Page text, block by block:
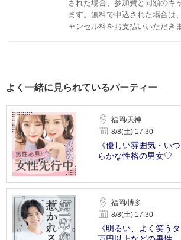
された場合、参加費と同額のキ
ます。無料で申込された場合は
ャンセル料をお支払いいただき
よく一緒に見られているパーティー
福岡/天神
8/8(土) 17:30
《優しい雰囲気・い
らかな性格の男女♡
福岡/博多
8/8(土) 17:30
《明るい、よく笑う